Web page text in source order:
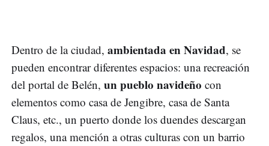
Dentro de la ciudad, ambientada en Navidad, se
pueden encontrar diferentes espacios: una recreación
del portal de Belén, un pueblo navideño con
elementos como casa de Jengibre, casa de Santa
Claus, etc., un puerto donde los duendes descargan
regalos, una mención a otras culturas con un barrio